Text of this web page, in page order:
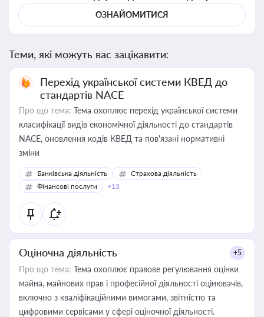
ОЗНАЙОМИТИСЯ
Теми, які можуть вас зацікавити:
Перехід української системи КВЕД до
стандартів NACE
Про що тема: Тема охоплює перехід української системи
класифікації видів економічної діяльності до стандартів
NACE, оновлення кодів КВЕД та пов'язані нормативні
зміни
Банківська діяльність
Страхова діяльність
Фінансові послуги
+13
Оціночна діяльність +5
Про що тема: Тема охоплює правове регулювання оцінки
майна, майнових прав і професійної діяльності оцінювачів,
включно з кваліфікаційними вимогами, звітністю та
цифровими сервісами у сфері оціночної діяльності.